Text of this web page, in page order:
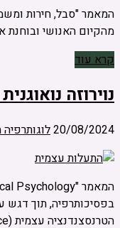
המאמר "סבל, חירות
מהקיום האנושי
קרא עוד
נוירוזה
20/08/2024
הטרנסצנדנציה עצמית (Self-Transcendence) כמידה אנושית אותנטית, …